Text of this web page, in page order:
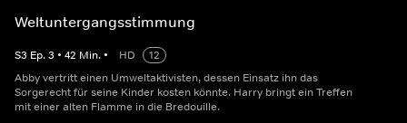
Weltuntergangsstimmung
S3 Ep.3 • 42 Min. • HD
12
Abby vertritt einen Umweltaktivisten, dessen Einsatz ihn das
Sorgerecht für seine Kinder kosten könnte. Harry bringt ein Treffen
mit einer alten Flamme in die Bredouille.